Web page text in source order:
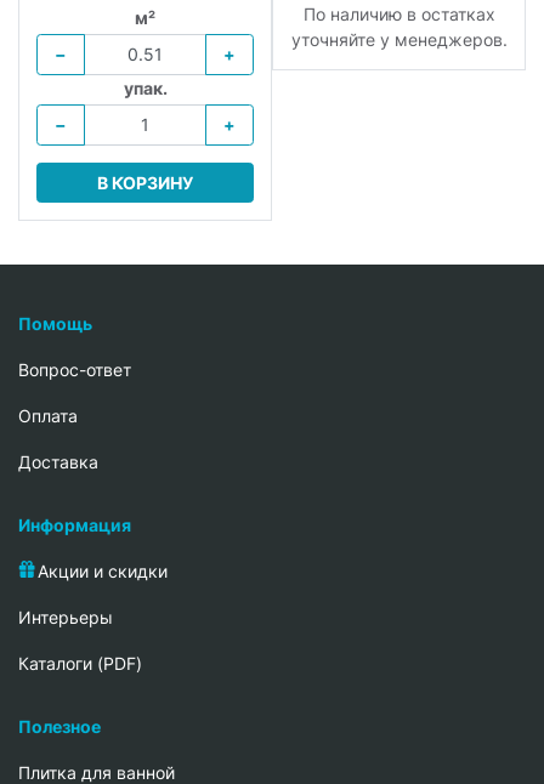
м²
−
+
упак.
−
+
В КОРЗИНУ
По наличию в остатках
уточняйте у менеджеров.
Помощь
Вопрос-ответ
Oплата
Доставка
Информация
Акции и скидки
Интерьеры
Каталоги (PDF)
Полезное
Плитка для ванной